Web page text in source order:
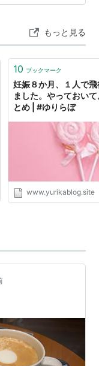
3ヵ月頃~ 早
こちらも哺乳瓶
もっと見る
10 ブックマーク
妊娠８か月、１人で
ました。やっておい
とめ | #ゆりらぼ
www.yurikablog.site